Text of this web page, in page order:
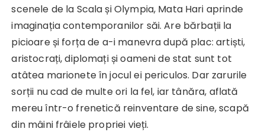
scenele de la Scala și Olympia, Mata Hari aprinde
imaginația contemporanilor săi. Are bărbații la
picioare și forța de a-i manevra după plac: artiști,
aristocrați, diplomați și oameni de stat sunt tot
atâtea marionete în jocul ei periculos. Dar zarurile
sorții nu cad de multe ori la fel, iar tânăra, aflată
mereu într-o frenetică reinventare de sine, scapă
din mâini frâiele propriei vieți.